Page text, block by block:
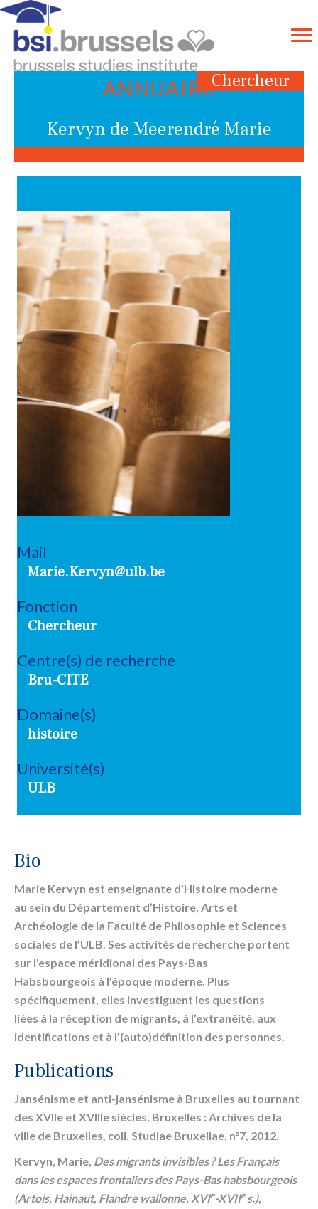
Chercheur
ANNUAIRE
Kervyn de Meerendré Marie
Bio
Marie Kervyn est enseignante d’Histoire moderne
au sein du Département d’Histoire, Arts et
Archéologie de la Faculté de Philosophie et Sciences
sociales de l’ULB. Ses activités de recherche portent
sur l’espace méridional des Pays-Bas
Habsbourgeois à l’époque moderne. Plus
spécifiquement, elles investiguent les questions
liées à la réception de migrants, à l’extranéité, aux
identifications et à l’(auto)définition des personnes.
Mail
Marie.Kervyn@ulb.be
Fonction
Chercheur
Centre(s) de recherche
Bru-CITE
Domaine(s)
histoire
Université(s)
ULB
Publications
Jansénisme et anti-jansénisme à Bruxelles au tournant
des XVIIe et XVIIIe siècles, Bruxelles : Archives de la
ville de Bruxelles, coll. Studiae Bruxellae, n°7, 2012.
Kervyn, Marie, Des migrants invisibles ? Les Français
dans les espaces frontaliers des Pays-Bas habsbourgeois
(Artois, Hainaut, Flandre wallonne, XVIe-XVIIes.),